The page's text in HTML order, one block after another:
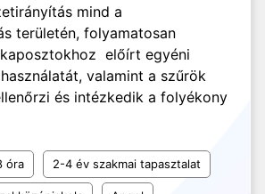
mind a
területén, folyamatosan
előírt egyéni
valamint a szűrök
és intézkedik a folyékony
óra 2-4 év szakmai tapasztalat